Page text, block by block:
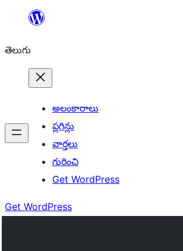
విషయానికి
తెలుగు
అలంకారాలు
ప్లగిన్లు
వార్తలు
గురించి
Get WordPress
Get WordPress